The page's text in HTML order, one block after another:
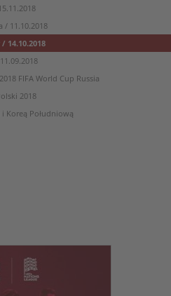
/ 11.10.2018
14.10.2018
FIFA World Cup Russia
2018
Koreą Południową